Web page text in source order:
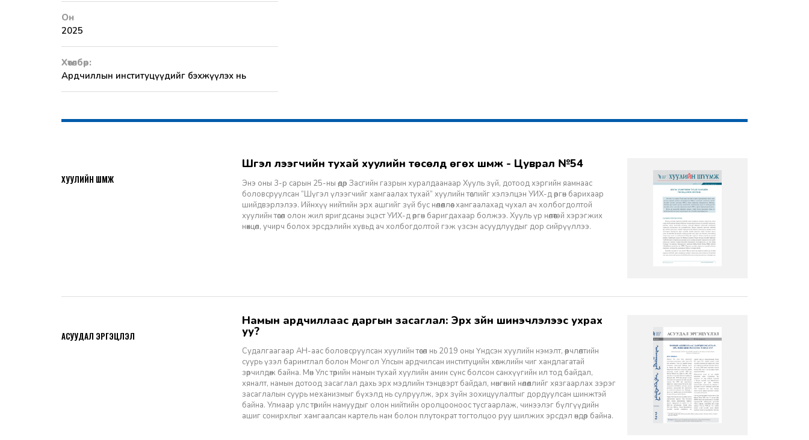
Он
2025
Хөтөлбөр:
Ардчиллын институцүүдийг бэхжүүлэх нь
Шүгэл үлээгчийн тухай хуулийн төсөлд өгөх шүүмж - Цуврал №54
Энэ оны 3-р сарын 25-ны өдөр Засгийн газрын хуралдаанаар Хууль зүй, дотоод хэргийн яамнаас
боловсруулсан “Шүгэл үлээгчийг хамгаалах тухай” хуулийн төслийг хэлэлцэн УИХ-д өргөн барихаар
шийдвэрлэлээ. Ийнхүү нийтийн эрх ашгийг зүй бус нөлөөллөөс хамгаалахад чухал ач холбогдолтой
хуулийн төсөл олон жил яригдсаны эцэст УИХ-д өргөн баригдахаар болжээ. Хууль үр нөлөөтэй хэрэгжих
нөхцөл, учирч болох эрсдэлийн хувьд ач холбогдолтой гэж үзсэн асуудлуудыг дор сийрүүллээ.
ХУУЛИЙН ШҮҮМЖ
Намын ардчиллаас даргын засаглал: Эрх зүйн шинэчлэлээс ухрах
уу?
Судалгаагаар АН-аас боловсруулсан хуулийн төсөл нь 2019 оны Үндсэн хуулийн нэмэлт, өөрчлөлтийн
суурь үзэл баримтлал болон Монгол Улсын ардчилсан институцийн хөгжлийн чиг хандлагатай
зөрчилдөж байна. Мөн Улс төрийн намын тухай хуулийн амин сүнс болсон санхүүгийн ил тод байдал,
хяналт, намын дотоод засаглал дахь эрх мэдлийн тэнцвэрт байдал, мөнгөний нөлөөллийг хязгаарлах зэрэг
засаглалын суурь механизмыг бүхэлд нь сулруулж, эрх зүйн зохицуулалтыг дордуулсан шинжтэй
байна. Улмаар улс төрийн намуудыг олон нийтийн оролцооноос тусгаарлаж, чинээлэг бүлгүүдийн
ашиг сонирхлыг хамгаалсан картель нам болон плутократ тогтолцоо руу шилжих эрсдэл өндөр байна.
АСУУДАЛ ЭРГЭЦҮҮЛЭЛ